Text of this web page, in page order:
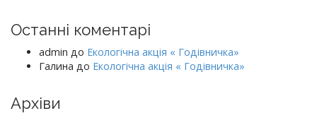
Останні коментарі
admin до Екологічна акція « Годівничка»
Галина до Екологічна акція « Годівничка»
Архіви